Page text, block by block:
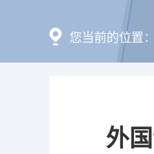
您当前的位置：
外